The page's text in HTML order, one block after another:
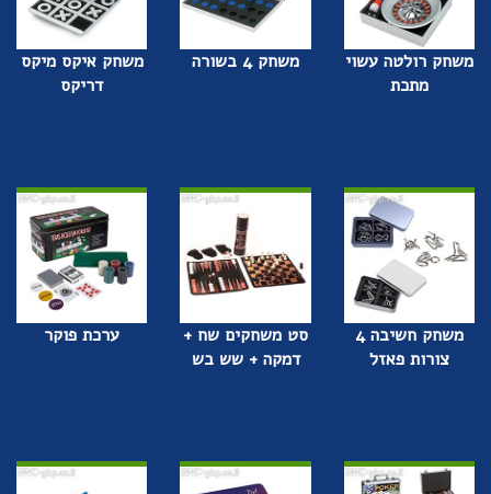
משחק רולטה עשוי
מתכת
משחק 4 בשורה
משחק איקס מיקס
דריקס
משחק חשיבה 4
צורות פאזל
סט משחקים שח +
דמקה + שש בש
ערכת פוקר